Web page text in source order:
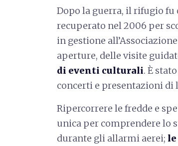
Dopo la guerra, il rifugio fu
recuperato nel 2006 per
in gestione
aperture, delle visite
di eventi culturali. È
concerti e presentazioni di
Ripercorrere le fredde e
unica per comprendere lo
durante gli allarmi aerei;